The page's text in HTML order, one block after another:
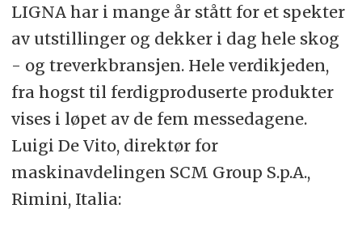
LIGNA har i mange år stått for et spekter
av utstillinger og dekker i dag hele skog
- og treverkbransjen. Hele verdikjeden,
fra hogst til ferdigproduserte produkter
vises i løpet av de fem messedagene.
Luigi De Vito, direktør for
maskinavdelingen SCM Group S.p.A.,
Rimini, Italia: